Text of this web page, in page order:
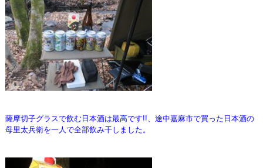
薩摩切子グラスで飲む日本酒は最高です!!、途中嘉麻市で買った日本酒の
母里太兵衛を一人で全部飲み干しました。